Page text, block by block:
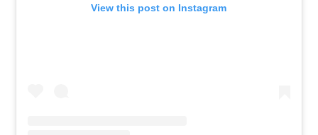
View this post on Instagram